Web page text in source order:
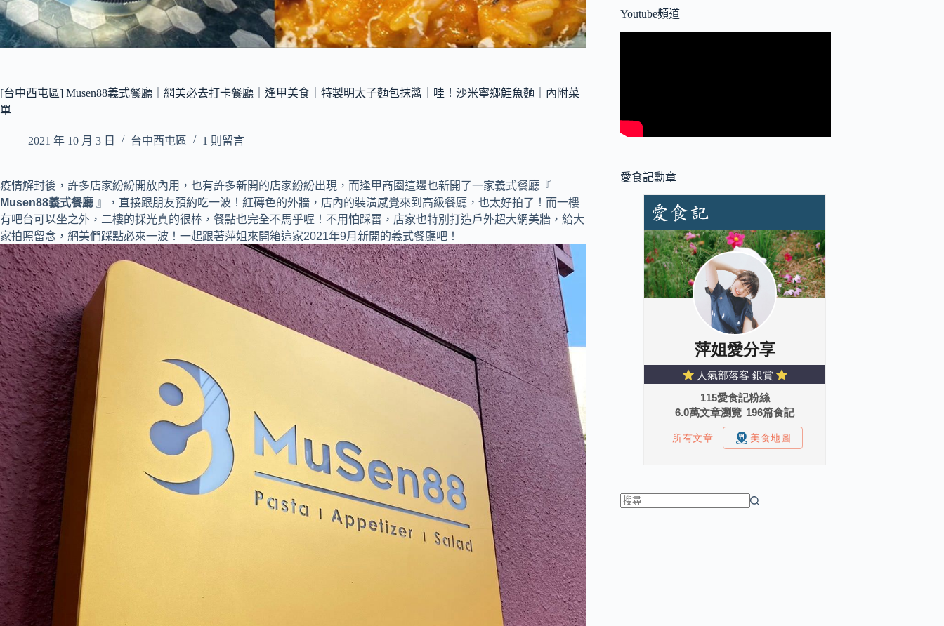
[台中西屯區] Musen88義式餐廳｜網美必去打卡餐廳｜逢甲美食｜特製明太子麵包抹醬｜哇！沙米寧鄉鮭魚麵｜內附菜
單
2021 年 10 月 3 日 台中西屯區 1 則留言
疫情解封後，許多店家紛紛開放內用，也有許多新開的店家紛紛出現，而逢甲商圈這邊也新開了一家義式餐廳『
Musen88義式餐廳 』，直接跟朋友預約吃一波！紅磚色的外牆，店內的裝潢感覺來到高級餐廳，也太好拍了！而一樓
有吧台可以坐之外，二樓的採光真的很棒，餐點也完全不馬乎喔！不用怕踩雷，店家也特別打造戶外超大網美牆，給大
家拍照留念，網美們踩點必來一波！一起跟著萍姐來開箱這家2021年9月新開的義式餐廳吧！
Youtube頻道
愛食記勳章